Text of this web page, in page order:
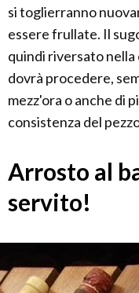
si toglierranno
essere frullate. Il
quindi riversato
dovrà procedere,
mezz'ora o anche di
consistenza del
Arrosto al
servito!